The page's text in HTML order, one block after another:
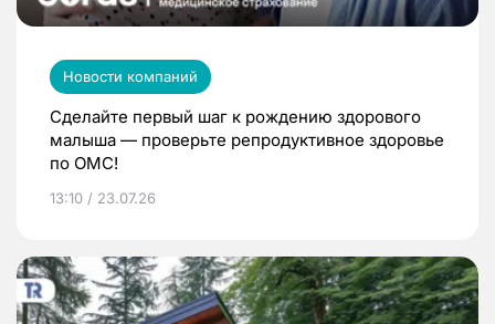
Новости компаний
Сделайте первый шаг к рождению здорового
малыша — проверьте репродуктивное здоровье
по ОМС!
13:10 / 23.07.26